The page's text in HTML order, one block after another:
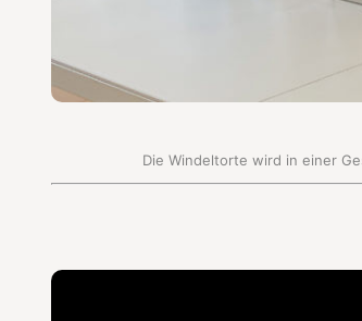
Die Windeltorte wird in einer